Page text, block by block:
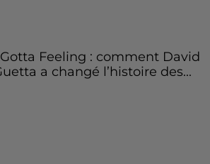
Feeling : comment David
a changé l’histoire des...